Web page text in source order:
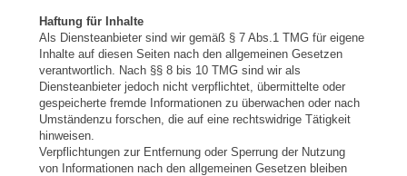
Haftung für Inhalte
Als Diensteanbieter sind wir gemäß § 7 Abs.1 TMG für eigene
Inhalte auf diesen Seiten nach den allgemeinen Gesetzen
verantwortlich. Nach §§ 8 bis 10 TMG sind wir als
Diensteanbieter jedoch nicht verpflichtet, übermittelte oder
gespeicherte fremde Informationen zu überwachen oder nach
Umständenzu forschen, die auf eine rechtswidrige Tätigkeit
hinweisen.
Verpflichtungen zur Entfernung oder Sperrung der Nutzung
von Informationen nach den allgemeinen Gesetzen bleiben